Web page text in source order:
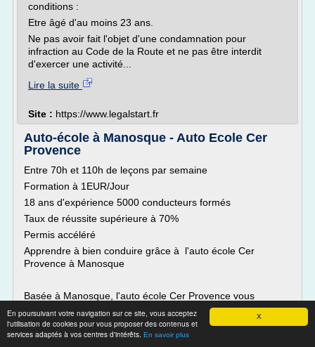
X
En poursuivant votre navigation sur ce site, vous acceptez
l'utilisation de cookies pour vous proposer des contenus et
services adaptés à vos centres d'intérêts. En savoir plus
conditions :
Etre âgé d'au moins 23 ans.
Ne pas avoir fait l'objet d'une condamnation pour
infraction au Code de la Route et ne pas être interdit
d'exercer une activité...
Lire la suite
Site : https://www.legalstart.fr
Auto-école à Manosque - Auto Ecole Cer
Provence
Entre 70h et 110h de leçons par semaine
Formation à 1EUR/Jour
18 ans d'expérience 5000 conducteurs formés
Taux de réussite supérieure à 70%
Permis accéléré
Apprendre à bien conduire grâce à l'auto école Cer
Provence à Manosque
Basée à Manosque, l'auto école Cer Provence vous
garantit les meilleures conditions pour réussir à passer
votre permis auto ou moto.Que vous habitez à Reillanne,
Volx, Villeneuve, ou encore Valensole, rendez-vous dans